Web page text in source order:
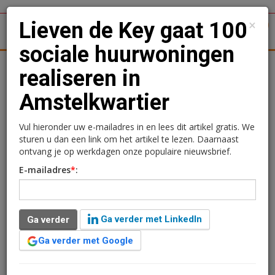
Woningmarkt Retail
Lieven de Key gaat 100
sociale huurwoningen
realiseren in
Amstelkwartier
Redactie
5 augustus 2024 om 10:10
2 jaar geleden aangepast
1 minuut leestijd
De gemeente Amsterdam en woningcorporatie Lieven
×
Lieven de Key gaat 100
sociale huurwoningen
realiseren in
Amstelkwartier
Vul hieronder uw e-mailadres in en lees dit artikel gratis. We
sturen u dan een link om het artikel te lezen. Daarnaast
ontvang je op werkdagen onze populaire nieuwsbrief.
E-mailadres*:
Ga verder
Ga verder met LinkedIn
Ga verder met Google